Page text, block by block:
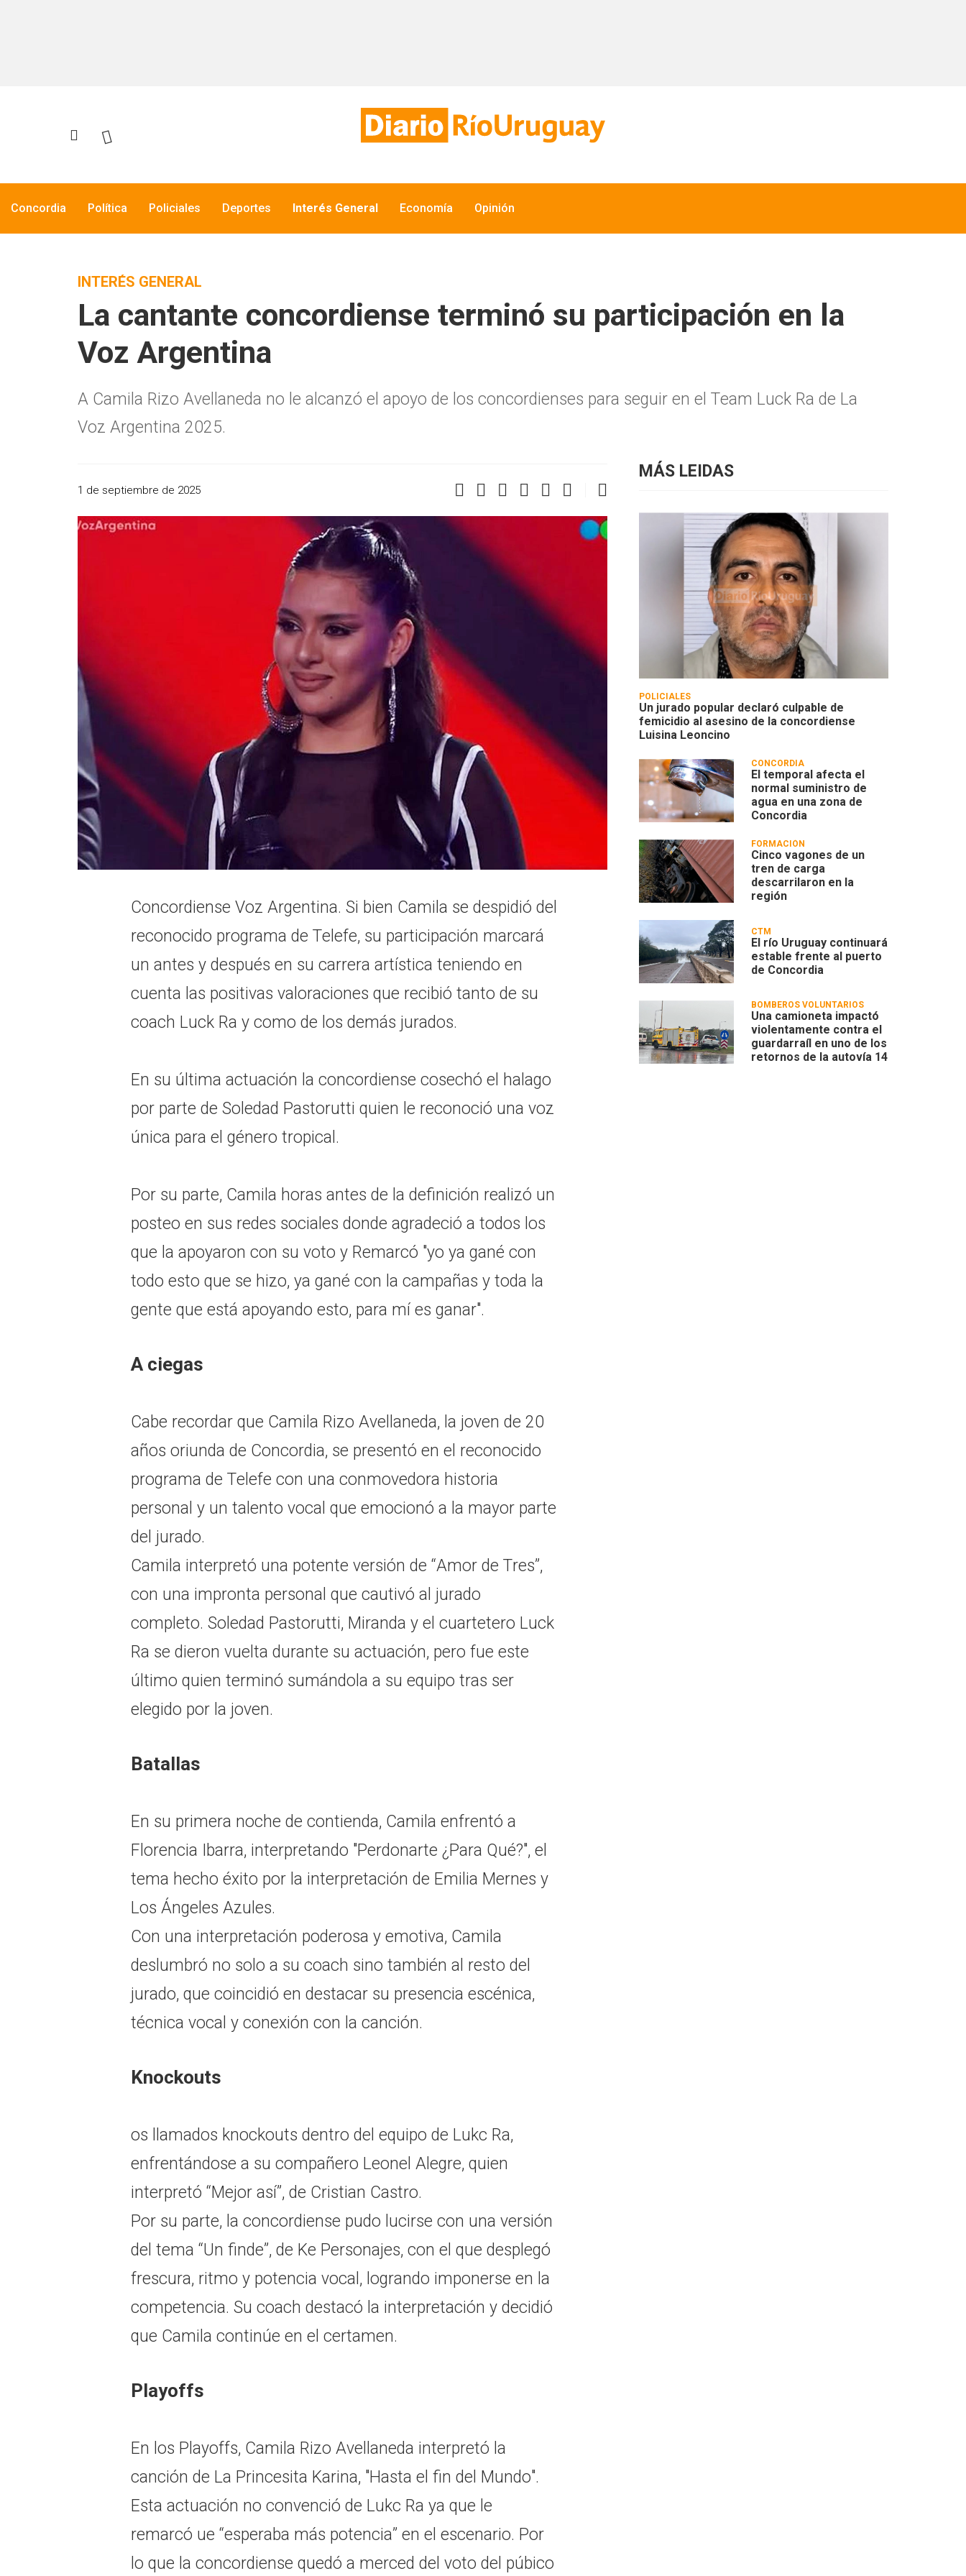
Concordia Política Policiales Deportes Interés General Economía Opinión
INTERÉS GENERAL
La cantante concordiense terminó su participación en la
Voz Argentina
A Camila Rizo Avellaneda no le alcanzó el apoyo de los concordienses para seguir en el Team Luck Ra de La
Voz Argentina 2025.
1 de septiembre de 2025
Concordiense Voz Argentina. Si bien Camila se despidió del
reconocido programa de Telefe, su participación marcará
un antes y después en su carrera artística teniendo en
cuenta las positivas valoraciones que recibió tanto de su
coach Luck Ra y como de los demás jurados.
En su última actuación la concordiense cosechó el halago
por parte de Soledad Pastorutti quien le reconoció una voz
única para el género tropical.
Por su parte, Camila horas antes de la definición realizó un
posteo en sus redes sociales donde agradeció a todos los
que la apoyaron con su voto y Remarcó "yo ya gané con
todo esto que se hizo, ya gané con la campañas y toda la
gente que está apoyando esto, para mí es ganar".
A ciegas
Cabe recordar que Camila Rizo Avellaneda, la joven de 20
años oriunda de Concordia, se presentó en el reconocido
programa de Telefe con una conmovedora historia
personal y un talento vocal que emocionó a la mayor parte
del jurado.
Camila interpretó una potente versión de “Amor de Tres”,
con una impronta personal que cautivó al jurado
completo. Soledad Pastorutti, Miranda y el cuartetero Luck
Ra se dieron vuelta durante su actuación, pero fue este
último quien terminó sumándola a su equipo tras ser
elegido por la joven.
Batallas
En su primera noche de contienda, Camila enfrentó a
Florencia Ibarra, interpretando "Perdonarte ¿Para Qué?", el
tema hecho éxito por la interpretación de Emilia Mernes y
Los Ángeles Azules.
Con una interpretación poderosa y emotiva, Camila
deslumbró no solo a su coach sino también al resto del
jurado, que coincidió en destacar su presencia escénica,
técnica vocal y conexión con la canción.
Knockouts
os llamados knockouts dentro del equipo de Lukc Ra,
enfrentándose a su compañero Leonel Alegre, quien
interpretó “Mejor así”, de Cristian Castro.
Por su parte, la concordiense pudo lucirse con una versión
del tema “Un finde”, de Ke Personajes, con el que desplegó
frescura, ritmo y potencia vocal, logrando imponerse en la
competencia. Su coach destacó la interpretación y decidió
que Camila continúe en el certamen.
Playoffs
En los Playoffs, Camila Rizo Avellaneda interpretó la
canción de La Princesita Karina, "Hasta el fin del Mundo".
Esta actuación no convenció de Lukc Ra ya que le
remarcó ue “esperaba más potencia” en el escenario. Por
lo que la concordiense quedó a merced del voto del púbico
MÁS LEIDAS
POLICIALES
Un jurado popular declaró culpable de
femicidio al asesino de la concordiense
Luisina Leoncino
CONCORDIA
El temporal afecta el
normal suministro de
agua en una zona de
Concordia
FORMACIÓN
Cinco vagones de un
tren de carga
descarrilaron en la
región
CTM
El río Uruguay continuará
estable frente al puerto
de Concordia
BOMBEROS VOLUNTARIOS
Una camioneta impactó
violentamente contra el
guardarraíl en uno de los
retornos de la autovía 14